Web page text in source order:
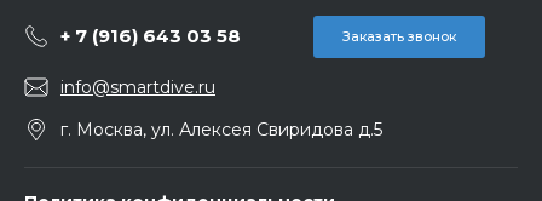
+ 7 (916) 643 03 58 Заказать звонок
info@smartdive.ru
г. Москва, ул. Алексея Свиридова д.5